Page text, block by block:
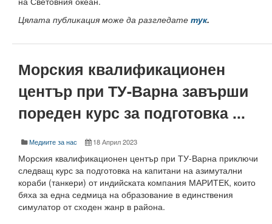
Настоящи
Почетни доктори
Публикации
График на учебния процес
Проверки на учебния процес
Тюторна система
Издателска дейност
Учебна издателска дейност
Цялата публикация може да разгледате тук.
Морския квалификационен
център при ТУ-Варна завърши
пореден курс за подготовка ...
Медиите за нас 18 Април 2023
Морския квалификационен център при ТУ-Варна приключи
следващ курс за подготовка на капитани на азимутални
кораби (танкери) от индийската компания МАРИТЕК, които
бяха за една седмица на образование в единствения
симулатор от сходен жанр в района.